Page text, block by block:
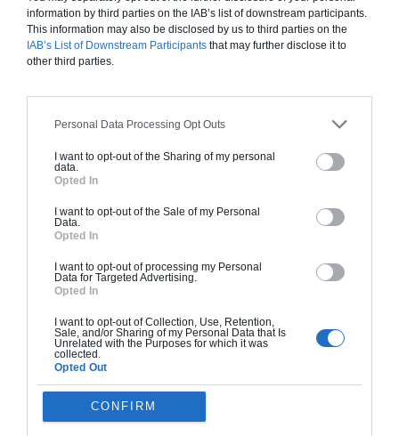
information by third parties on the IAB’s list of downstream participants.
This information may also be disclosed by us to third parties on the
IAB’s List of Downstream Participants that may further disclose it to
other third parties.
Personal Data Processing Opt Outs
I want to opt-out of the Sharing of my personal
data.
Opted In
I want to opt-out of the Sale of my Personal
Data.
Opted In
I want to opt-out of processing my Personal
Data for Targeted Advertising.
Opted In
I want to opt-out of Collection, Use, Retention,
Sale, and/or Sharing of my Personal Data that Is
Unrelated with the Purposes for which it was
collected.
Opted Out
CONFIRM
Je la veux !
Construction BBC
Chiffrage estimatif pour : Fondations et normes
standards. Construction en bloc coffrant isolant
(RT 2020). Finitions haut de gamme. Le prix "clé
en main" inclut le gros oeuvre et le second
oeuvre (cuisine, peinture, sols...), mais exclut
piscine, jardin et clôture.
170 000€ TTC